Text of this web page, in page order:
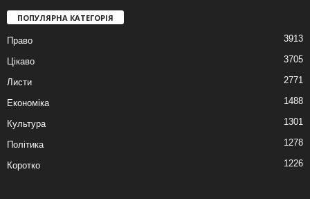
ПОПУЛЯРНА КАТЕГОРІЯ
Право 3913
Цікаво 3705
Листи 2771
Економіка 1488
Культура 1301
Політика 1278
Коротко 1226